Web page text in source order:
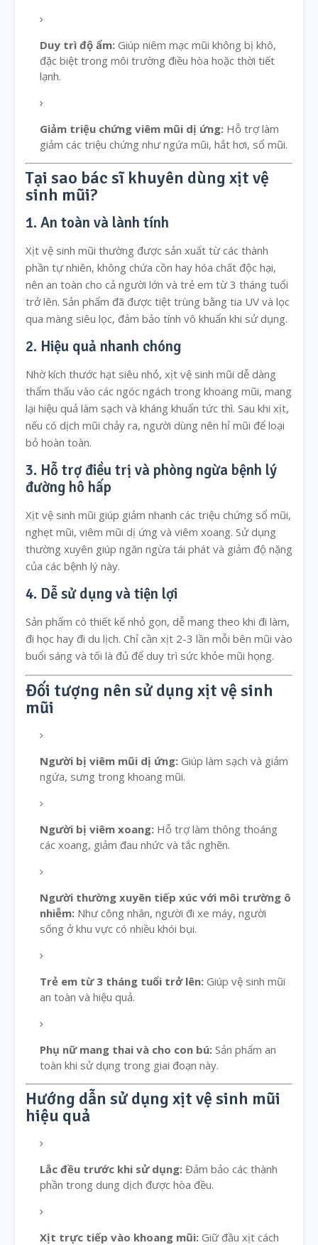
Duy trì độ ẩm: Giúp niêm mạc mũi không bị khô,
đặc biệt trong môi trường điều hòa hoặc thời tiết
lạnh.
Giảm triệu chứng viêm mũi dị ứng: Hỗ trợ làm
giảm các triệu chứng như ngứa mũi, hắt hơi, sổ mũi.
Tại sao bác sĩ khuyên dùng xịt vệ
sinh mũi?
1. An toàn và lành tính
Xịt vệ sinh mũi thường được sản xuất từ các thành
phần tự nhiên, không chứa cồn hay hóa chất độc hại,
nên an toàn cho cả người lớn và trẻ em từ 3 tháng tuổi
trở lên. Sản phẩm đã được tiệt trùng bằng tia UV và lọc
qua màng siêu lọc, đảm bảo tính vô khuẩn khi sử dụng.
2. Hiệu quả nhanh chóng
Nhờ kích thước hạt siêu nhỏ, xịt vệ sinh mũi dễ dàng
thẩm thấu vào các ngóc ngách trong khoang mũi, mang
lại hiệu quả làm sạch và kháng khuẩn tức thì. Sau khi xịt,
nếu có dịch mũi chảy ra, người dùng nên hỉ mũi để loại
bỏ hoàn toàn.
3. Hỗ trợ điều trị và phòng ngừa bệnh lý
đường hô hấp
Xịt vệ sinh mũi giúp giảm nhanh các triệu chứng sổ mũi,
nghẹt mũi, viêm mũi dị ứng và viêm xoang. Sử dụng
thường xuyên giúp ngăn ngừa tái phát và giảm độ nặng
của các bệnh lý này.
4. Dễ sử dụng và tiện lợi
Sản phẩm có thiết kế nhỏ gọn, dễ mang theo khi đi làm,
đi học hay đi du lịch. Chỉ cần xịt 2-3 lần mỗi bên mũi vào
buổi sáng và tối là đủ để duy trì sức khỏe mũi họng.
Đối tượng nên sử dụng xịt vệ sinh
mũi
Người bị viêm mũi dị ứng: Giúp làm sạch và giảm
ngứa, sưng trong khoang mũi.
Người bị viêm xoang: Hỗ trợ làm thông thoáng
các xoang, giảm đau nhức và tắc nghẽn.
Người thường xuyên tiếp xúc với môi trường ô
nhiễm: Như công nhân, người đi xe máy, người
sống ở khu vực có nhiều khói bụi.
Trẻ em từ 3 tháng tuổi trở lên: Giúp vệ sinh mũi
an toàn và hiệu quả.
Phụ nữ mang thai và cho con bú: Sản phẩm an
toàn khi sử dụng trong giai đoạn này.
Hướng dẫn sử dụng xịt vệ sinh mũi
hiệu quả
Lắc đều trước khi sử dụng: Đảm bảo các thành
phần trong dung dịch được hòa đều.
Xịt trực tiếp vào khoang mũi: Giữ đầu xịt cách